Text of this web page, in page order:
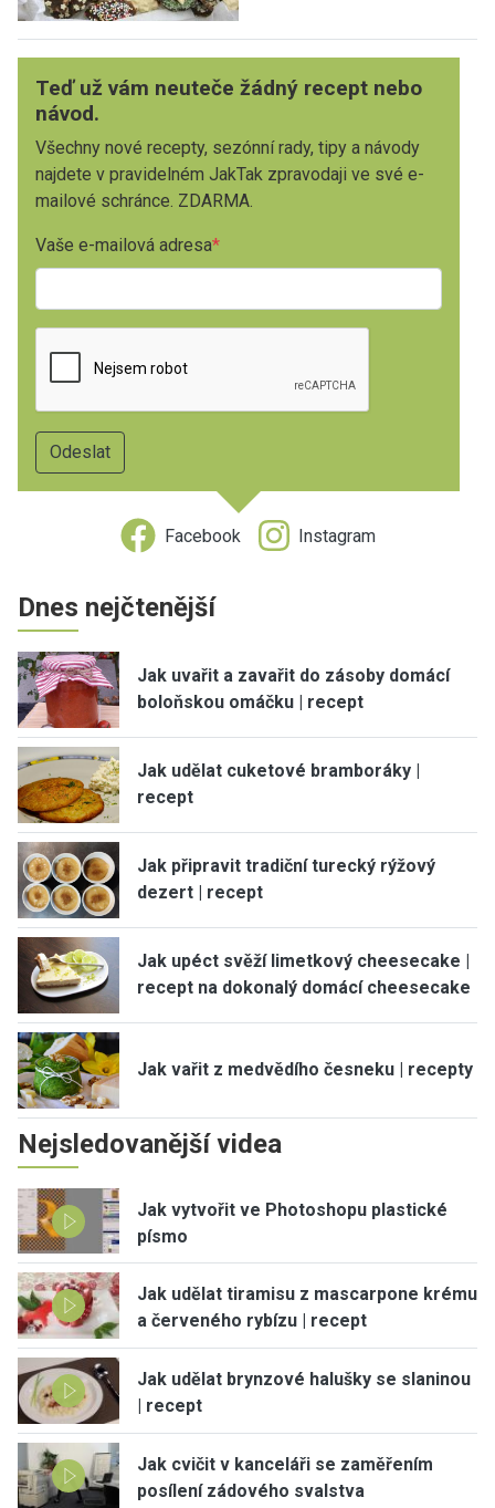
Teď už vám neuteče žádný recept nebo
návod.
Všechny nové recepty, sezónní rady, tipy a návody
najdete v pravidelném JakTak zpravodaji ve své e-
mailové schránce. ZDARMA.
Vaše e-mailová adresa
Facebook Instagram
Dnes nejčtenější
Jak uvařit a zavařit do zásoby domácí
boloňskou omáčku | recept
Jak udělat cuketové bramboráky |
recept
Jak připravit tradiční turecký rýžový
dezert | recept
Jak upéct svěží limetkový cheesecake |
recept na dokonalý domácí cheesecake
Jak vařit z medvědího česneku | recepty
Nejsledovanější videa
Jak vytvořit ve Photoshopu plastické
písmo
Jak udělat tiramisu z mascarpone krému
a červeného rybízu | recept
Jak udělat brynzové halušky se slaninou
| recept
Jak cvičit v kanceláři se zaměřením
posílení zádového svalstva